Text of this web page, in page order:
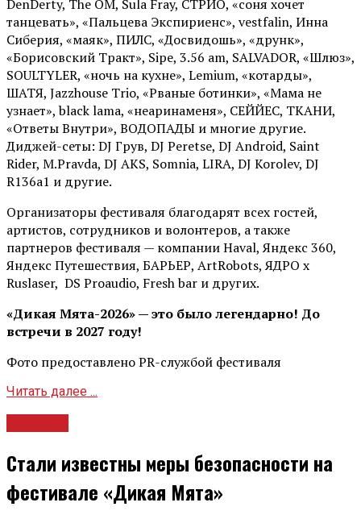
DenDerty, The OM, Sula Fray, СТРИО, «соня хочет
танцевать», «Пальцева Экспириенс», vestfalin, Инна
Сиберия, «маяк», ПИЛС, «Досвидошь», «друнк»,
«Борисовский Тракт», Sipe, 3.56 am, SALVADOR, «Шлюз»,
SOULTYLER, «ночь на кухне», Lemium, «котарды»,
ШАТЯ, Jazzhouse Trio, «Рваные ботинки», «Мама не
узнает», black lama, «неаринаменя», СЕЙЙЕС, ТКАНИ,
«Ответы Внутри», ВОДОПАДЫ и многие другие.
Диджей-сеты: DJ Грув, DJ Peretse, DJ Android, Saint
Rider, М.Pravda, DJ AKS, Somnia, LIRA, DJ Korolev, DJ
R136a1 и другие.
Организаторы фестиваля благодарят всех гостей,
артистов, сотрудников и волонтеров, а также
партнеров фестиваля — компании Haval, Яндекс 360,
Яндекс Путешествия, БАРЬЕР, ArtRobots, ЯДРО х
Ruslaser, DS Proaudio, Fresh bar и других.
«Дикая Мята-2026» — это было легендарно! До
встречи в 2027 году!
Фото предоставлено PR-службой фестиваля
Читать далее ...
Стали известны меры безопасности на
фестивале «Дикая Мята»